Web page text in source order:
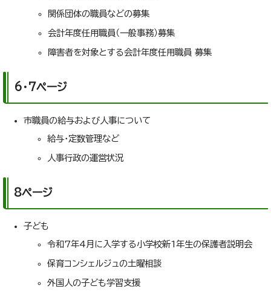
関係団体の職員などの募集
会計年度任用職員（一般事務）募集
障害者を対象とする会計年度任用職員 募集
6・7ページ
市職員の給与および人事について
給与・定数管理など
人事行政の運営状況
8ページ
子ども
令和7年4月に入学する小学校新1年生の保護者説明会
保育コンシェルジュの土曜相談
外国人の子ども学習支援